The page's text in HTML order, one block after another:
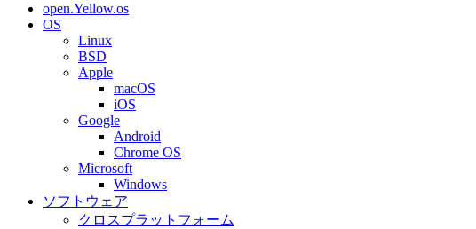
open.Yellow.os
OS
Linux
BSD
Apple
macOS
iOS
Google
Android
Chrome OS
Microsoft
Windows
ソフトウェア
クロスプラットフォーム